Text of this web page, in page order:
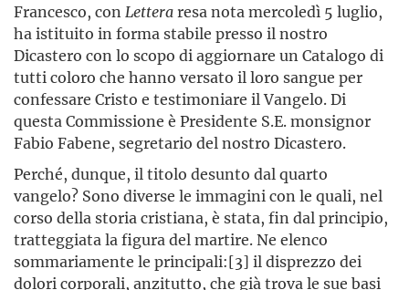
Francesco, con Letteraresa nota mercoledì 5 luglio,
ha istituito in forma stabile presso il nostro
Dicastero con lo scopo di aggiornare un Catalogo di
tutti coloro che hanno versato il loro sangue per
confessare Cristo e testimoniare il Vangelo. Di
questa Commissione è Presidente S.E. monsignor
Fabio Fabene, segretario del nostro Dicastero.
Perché, dunque, il titolo desunto dal quarto
vangelo? Sono diverse le immagini con le quali, nel
corso della storia cristiana, è stata, fin dal principio,
tratteggiata la figura del martire. Ne elenco
sommariamente le principali:[3] il disprezzo dei
dolori corporali, anzitutto, che già trova le sue basi